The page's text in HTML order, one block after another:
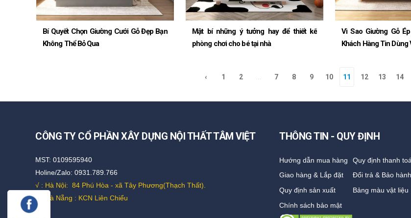
Bí Quyết Chọn Giường Cưới Gỗ Đẹp Bạn
Không Thể Bỏ Qua
Mật bí những ý tưởng hay để thiết kế
phòng chơi cho bé tại nhà
Vì Sao Giường Gỗ
Khách Hàng Tin Dùng
‹ 1 2 7 8 9 10 11 12 13 14
CÔNG TY CỔ PHẦN XÂY DỰNG NỘI THẤT TÂM VIỆT
MST: 0109595940
Holine/Zalo: 0931.789.766
√ : Hà Nội: 84 Phú Hòa - xã Tây Phương(Thạch Thất).
√ : Đà Nẵng : KCN Liên Chiểu
THÔNG TIN - QUY ĐỊNH
Hướng dẫn mua hàng
Quy định thanh
Giao hàng & Lắp đặt
Đổi trả & Bảo hành
Quy định sản xuất
Bảng màu vật liệu
Chính sách bảo mật